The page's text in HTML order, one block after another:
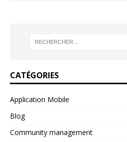
CATÉGORIES
Application Mobile
Blog
Community management